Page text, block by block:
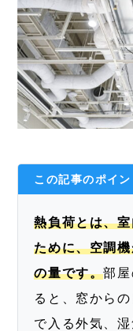
この記事のポイン
熱負荷とは、
ために、空調
の量です。部
ると、窓から
で入る外気、